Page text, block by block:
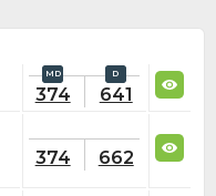
374 641
374 662